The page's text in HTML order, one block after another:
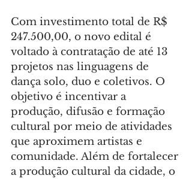
Com investimento total de R$
247.500,00, o novo edital é
voltado à contratação de até 13
projetos nas linguagens de
dança solo, duo e coletivos. O
objetivo é incentivar a
produção, difusão e formação
cultural por meio de atividades
que aproximem artistas e
comunidade. Além de fortalecer
a produção cultural da cidade, o